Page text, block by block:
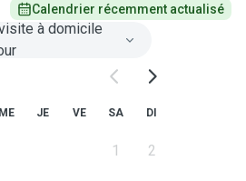
Calendrier récemment actualisé
à domicile
ME JE VE SA DI
1 2